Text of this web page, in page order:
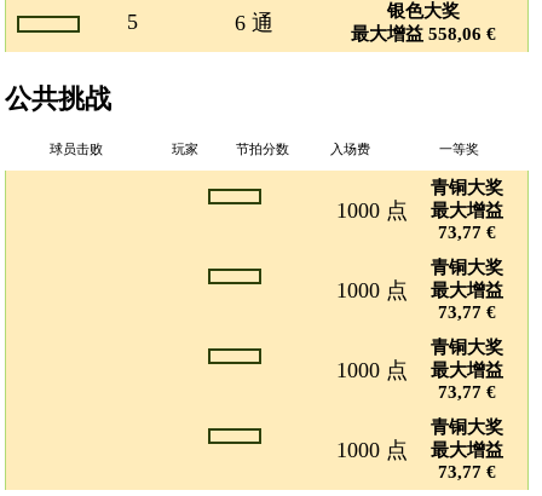
5 6 通
银色大奖
最大增益 558,06 €
公共挑战
球员击败 玩家 节拍分数 入场费 一等奖
1000 点
青铜大奖
最大增益
73,77 €
1000 点
青铜大奖
最大增益
73,77 €
1000 点
青铜大奖
最大增益
73,77 €
1000 点
青铜大奖
最大增益
73,77 €